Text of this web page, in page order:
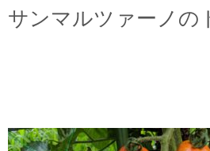
サンマルツァーノの